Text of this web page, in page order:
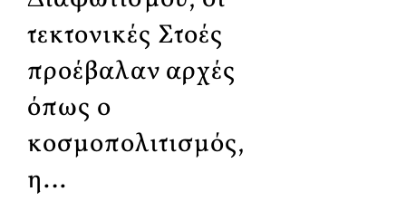
τεκτονικές Στοές
προέβαλαν αρχές
όπως ο
κοσμοπολιτισμός,
η…